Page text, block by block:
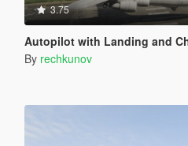
3.75
Autopilot with Landing and
By rechkunov